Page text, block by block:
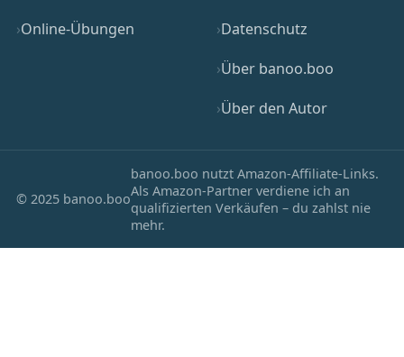
Online-Übungen
Datenschutz
Über banoo.boo
Über den Autor
© 2025 banoo.boo
banoo.boo nutzt Amazon-Affiliate-Links.
Als Amazon-Partner verdiene ich an
qualifizierten Verkäufen – du zahlst nie
mehr.